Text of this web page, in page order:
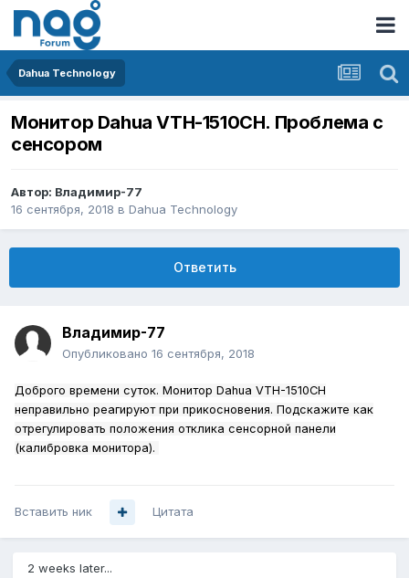
Dahua Technology
Монитор Dahua VTH-1510CH. Проблема с
сенсором
Автор: Владимир-77
16 сентября, 2018 в Dahua Technology
Ответить
Владимир-77
Опубликовано 16 сентября, 2018
Доброго времени суток. Монитор Dahua VTH-1510CH
неправильно реагируют при прикосновения. Подскажите как
отрегулировать положения отклика сенсорной панели
(калибровка монитора).
Вставить ник Цитата
2 weeks later...